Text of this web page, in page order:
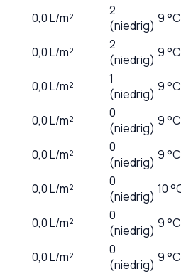
0,0L/m²
2
(niedrig) 9 °C
0,0L/m²
2
(niedrig) 9 °C
0,0L/m²
1
(niedrig) 9 °C
0,0L/m²
0
(niedrig) 9 °C
0,0L/m²
0
(niedrig) 9 °C
0,0L/m²
0
(niedrig) 10
0,0L/m²
0
(niedrig) 9 °C
0,0L/m²
0
(niedrig) 9 °C